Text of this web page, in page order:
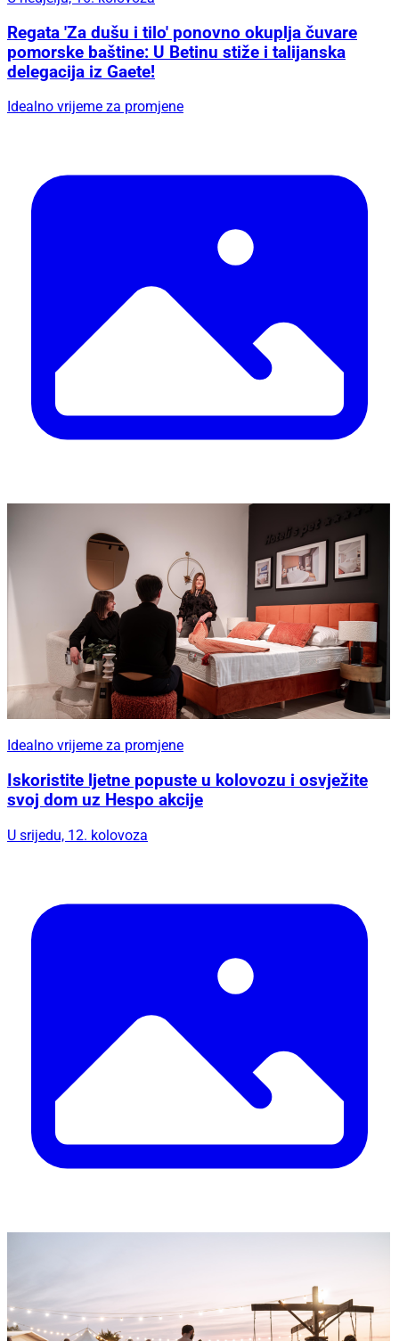
Regata 'Za dušu i tilo' ponovno okuplja čuvare
pomorske baštine: U Betinu stiže i talijanska
delegacija iz Gaete!
Idealno vrijeme za promjene
Idealno vrijeme za promjene
Iskoristite ljetne popuste u kolovozu i osvježite
svoj dom uz Hespo akcije
U srijedu, 12. kolovoza